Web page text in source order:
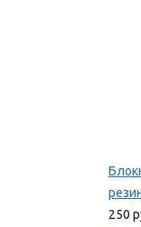
250